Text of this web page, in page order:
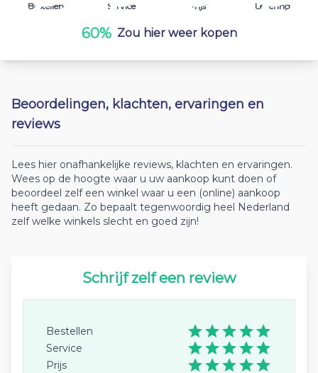
Bestellen Service Prijs Levering
60% Zou hier weer kopen
Beoordelingen, klachten, ervaringen en
reviews
Lees hier onafhankelijke reviews, klachten en ervaringen.
Wees op de hoogte waar u uw aankoop kunt doen of
beoordeel zelf een winkel waar u een (online) aankoop
heeft gedaan. Zo bepaalt tegenwoordig heel Nederland
zelf welke winkels slecht en goed zijn!
Schrijf zelf een review
Bestellen
Service
Prijs